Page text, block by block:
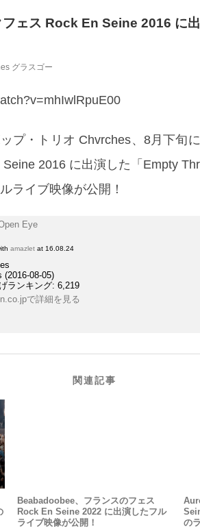
ェス Rock En Seine 2016 に
グラスゴー
プ・トリオ Chvrches、8月下旬
2016 に出演した「Empty
ライブ映像が公開！
Eye
amazlet at 16.08.24
(2016-08-05)
ランキング: 6,219
で詳細を見る
関連記事
Beabadoobee、フランスのフェス
Rock En Seine 2022 に出演したフル
ライブ映像が公開！
の